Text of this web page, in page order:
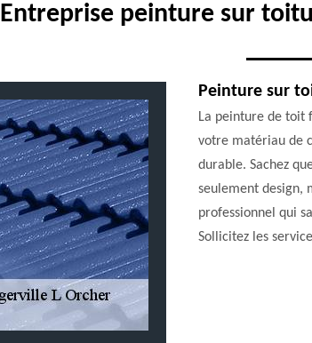
Entreprise peinture sur
Peinture sur
La peinture de toit
votre matériau de
durable. Sachez
seulement design,
professionnel qui
Sollicitez les